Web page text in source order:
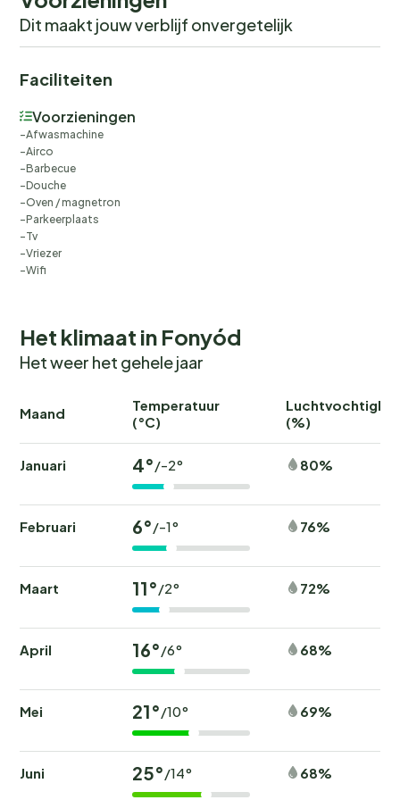
Dit maakt jouw verblijf onvergetelijk
Faciliteiten
Voorzieningen
Afwasmachine
Airco
Barbecue
Douche
Oven / magnetron
Parkeerplaats
Tv
Vriezer
Wifi
Het klimaat in Fonyód
Het weer het gehele jaar
Maand
Temperatuur
(°C)
(%)
Januari 4°/-2° 80%
Februari 6°/-1° 76%
Maart 11°/2° 72%
April 16°/6° 68%
Mei 21°/10° 69%
Juni 25°/14° 68%